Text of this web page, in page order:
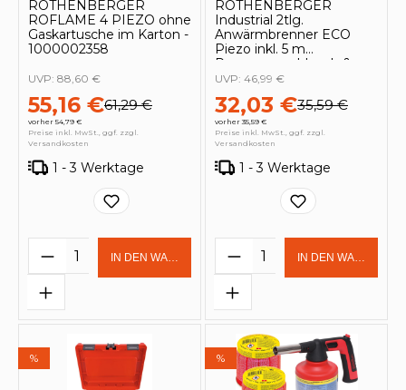
ROTHENBERGER
ROFLAME 4 PIEZO ohne
Gaskartusche im Karton -
1000002358
55,16 €61,29 €
vorher 54,79 €
UVP: 88,60 €
Preise inkl. MwSt., ggf. zzgl.
Versandkosten
1 - 3 Werktage
Produkt Anzahl: Gib den
IN DEN WARENKORB
ROTHENBERGER
Industrial 2tlg.
Anwärmbrenner ECO
Piezo inkl. 5 m
Propangasschlauch &
Piezo-Zündung FT bis
32,03 €35,59 €
vorher 35,59 €
UVP: 46,99 €
Preise inkl. MwSt., ggf. zzgl.
Versandkosten
1 - 3 Werktage
Produkt Anzahl:
IN DEN
% %